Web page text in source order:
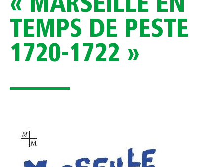
« MARSEILLE EN
TEMPS DE PESTE
1720-1722 »